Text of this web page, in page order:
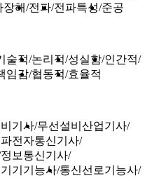
장해 전파 전파특성 준공
술적 논리적 성실함 인간적
임감 협동적 효율적
기사 무선설비산업기사
전자통신기사
정보통신기사
기기능사 통신선로기능사